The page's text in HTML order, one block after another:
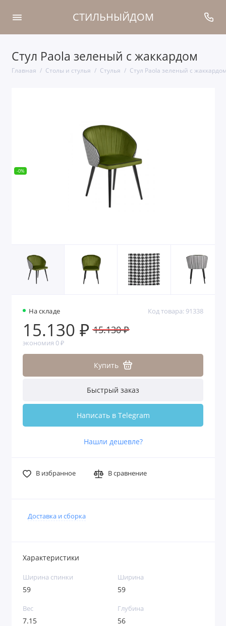
СТИЛЬНЫЙДОМ
Стул Paola зеленый с жаккардом
Главная Столы и стулья Стулья Стул Paola зеленый с
-0%
На складе Код товара: 91338
15.130 ₽ 15.130 ₽
экономия 0 ₽
Купить
Быстрый заказ
Написать в Telegram
Нашли дешевле?
В избранное В сравнение
Доставка и сборка
Характеристики
Ширина спинки
59
Ширина
59
Вес
7.15
Глубина
56